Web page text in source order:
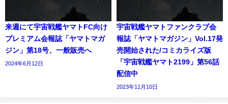
来週にて宇宙戦艦ヤマトFC向け
プレミアム会報誌「ヤマトマガ
ジン」第18号、一般販売へ
2024年6月12日
宇宙戦艦ヤマトファンクラブ会
報誌「ヤマトマガジン」Vol.17発
売開始された/コミカライズ版
「宇宙戦艦ヤマト2199」第56話
配信中
2023年11月10日